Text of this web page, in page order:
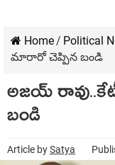
Home/ Political
మారారో చెప్పిన బండి
అజయ్
బండి
Article bySatya